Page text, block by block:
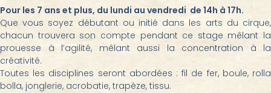
Pour les 7 ans et plus, du lundi au vendredi de 14h à 17h.
Que vous soyez débutant ou initié dans les arts du cirque,
chacun trouvera son compte pendant ce stage mêlant la
prouesse à l’agilité, mêlant aussi la concentration à la
créativité.
Toutes les disciplines seront abordées : fil de fer, boule, rolla
bolla, jonglerie, acrobatie, trapèze, tissu.